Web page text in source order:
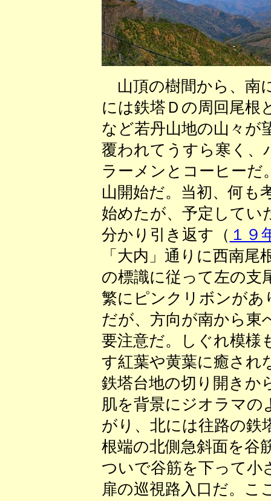
山頂の樹間から、南
には鉄塔Ｄの周回尾根
など若丹山地の山々が
覆われてうすら寒く、
ラーメンとコーヒー
山開始だ。当初、何も
始めたが、予定してい
分かり引き返す（ １９
「大内」通りに西南
の標識に従って左の支
繁にピンクリボンがあ
だが、方向が南から東
要注意だ。しぐれ模様
す紅葉や黄葉に癒され
鉄塔台地の切り開きか
肌を背景にジオラマの
がり、北には往路の鉄
根端の北側急斜面を谷
ついで谷筋を下って小
扉の巡視路入口だ。こ